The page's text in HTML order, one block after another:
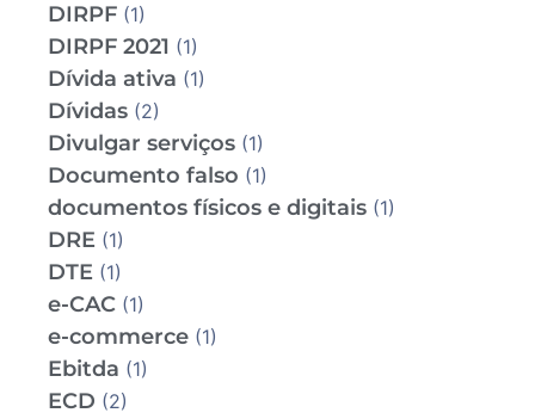
DIRPF (1)
DIRPF 2021 (1)
Dívida ativa (1)
Dívidas (2)
Divulgar serviços (1)
Documento falso (1)
documentos físicos e digitais (1)
DRE (1)
DTE (1)
e-CAC (1)
e-commerce (1)
Ebitda (1)
ECD (2)